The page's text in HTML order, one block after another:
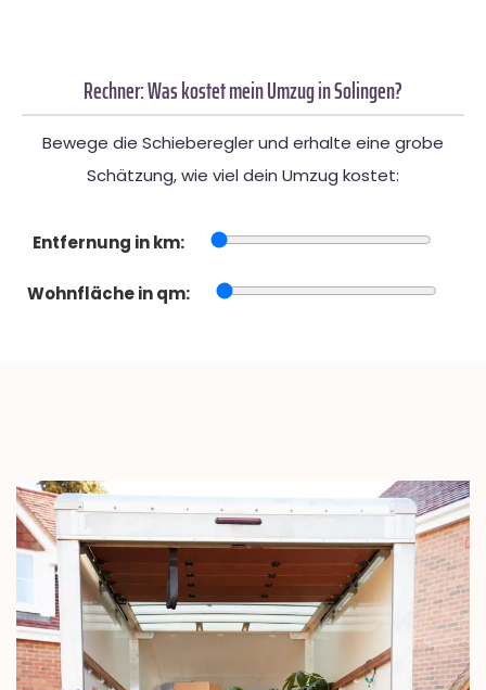
Rechner: Was kostet mein Umzug in Solingen?
Bewege die Schieberegler und erhalte eine grobe
Schätzung, wie viel dein Umzug kostet:
Entfernung in km:
Wohnfläche in qm: